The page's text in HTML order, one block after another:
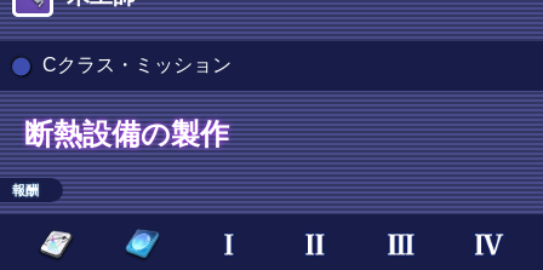
Cクラス・ミッション
断熱設備の製作
報酬